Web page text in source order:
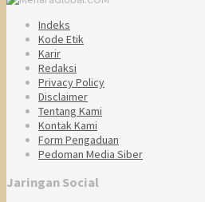
Indeks
Kode Etik
Karir
Redaksi
Privacy Policy
Disclaimer
Tentang Kami
Kontak Kami
Form Pengaduan
Pedoman Media Siber
Jaringan Social